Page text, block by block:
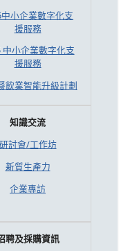
小企業數字化支
援服務
中小企業數字化支
援服務
飲業智能升級計劃
知識交流
研討會/工作坊
新質生產力
企業專訪
聘及採購資訊